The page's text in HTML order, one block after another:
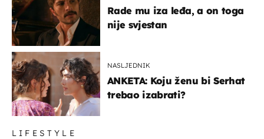
Rade mu iza leđa, a on toga
nije svjestan
NASLJEDNIK
ANKETA: Koju ženu bi Serhat
trebao izabrati?
LIFESTYLE